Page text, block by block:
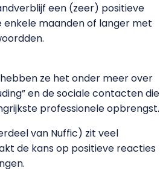
een (zeer) positieve
enkele maanden of langer met
ze het onder meer over
en de sociale contacten die
professionele opbrengst.
van Nuffic) zit veel
de kans op positieve reacties